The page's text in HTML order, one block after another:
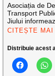
Asociația de
Transport
Jiului
CITEȘTE MAI
Distribuie acest